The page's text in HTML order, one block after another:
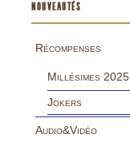
NOUVEAUTÉS
Récompenses
Millésimes 2025
Jokers
Audio&Vidéo